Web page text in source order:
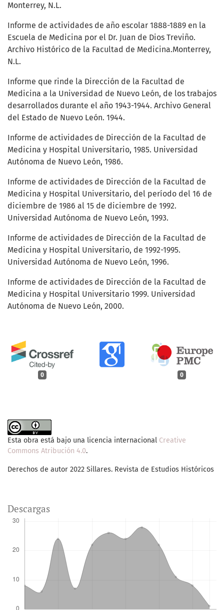
0 0
Monterrey, N.L.
Informe de actividades de año escolar 1888-1889 en la
Escuela de Medicina por el Dr. Juan de Dios Treviño.
Archivo Histórico de la Facultad de Medicina.Monterrey,
N.L.
Informe que rinde la Dirección de la Facultad de
Medicina a la Universidad de Nuevo León, de los trabajos
desarrollados durante el año 1943-1944. Archivo General
del Estado de Nuevo León. 1944.
Informe de actividades de Dirección de la Facultad de
Medicina y Hospital Universitario, 1985. Universidad
Autónoma de Nuevo León, 1986.
Informe de actividades de Dirección de la Facultad de
Medicina y Hospital Universitario, del período del 16 de
diciembre de 1986 al 15 de diciembre de 1992.
Universidad Autónoma de Nuevo León, 1993.
Informe de actividades de Dirección de la Facultad de
Medicina y Hospital Universitario, de 1992-1995.
Universidad Autónoma de Nuevo León, 1996.
Informe de actividades de Dirección de la Facultad de
Medicina y Hospital Universitario 1999. Universidad
Autónoma de Nuevo León, 2000.
Esta obra está bajo una licencia internacional Creative
Commons Atribución 4.0.
Derechos de autor 2022 Sillares. Revista de Estudios Históricos
Descargas